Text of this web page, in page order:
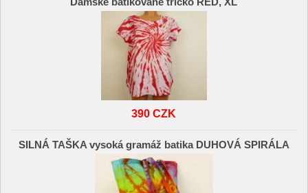
390 CZK
SILNÁ TAŠKA vysoká gramáž batika DUHOVÁ SPIRÁLA